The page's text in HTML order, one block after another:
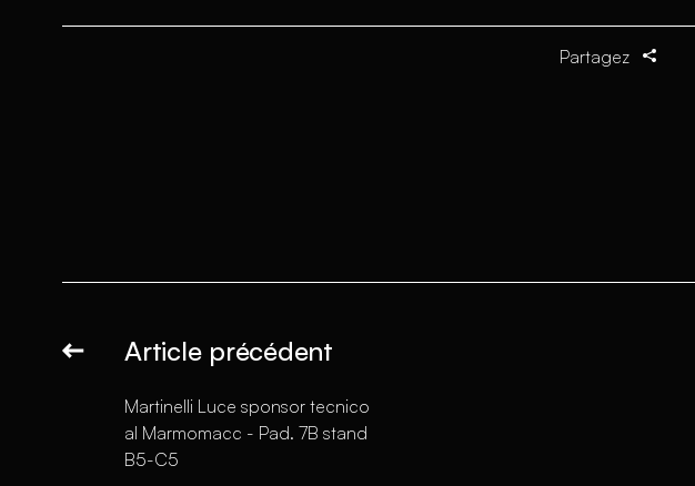
Partagez
Article précédent
Martinelli Luce sponsor tecnico
al Marmomacc - Pad. 7B stand
B5-C5